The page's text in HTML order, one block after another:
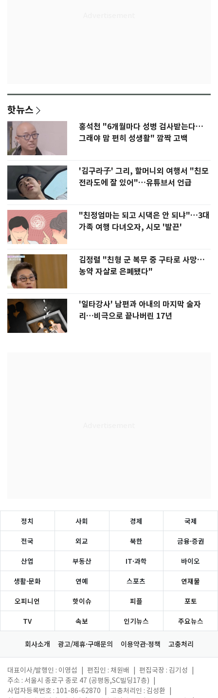
핫뉴스
홍석천 "6개월마다 성병 검사받는다…
그래야 맘 편히 성생활" 깜짝 고백
'김구라子' 그리, 할머니외 여행서 "친모
전라도에 잘 있어"…유튜브서 언급
"친정엄마는 되고 시댁은 안 되냐"…3대
가족 여행 다녀오자, 시모 '발끈'
김정렬 "친형 군 복무 중 구타로 사망…
농약 자살로 은폐됐다"
'일타강사' 남편과 아내의 마지막 술자
리…비극으로 끝나버린 17년
정치 사회 경제 국제
전국 외교 북한 금융·증권
산업 부동산 IT·과학 바이오
생활·문화 연예 스포츠 연재물
오피니언 핫이슈 피플 포토
TV 속보 인기뉴스 주요뉴스
회사소개 광고/제휴·구매문의 이용약관·정책 고충처리
대표이사/발행인 : 이영섭 편집인 : 채원배 편집국장 : 김기성
주소 : 서울시 종로구 종로 47 (공평동,SC빌딩17층)
사업자등록번호 : 101-86-62870
고충처리인 : 김성환